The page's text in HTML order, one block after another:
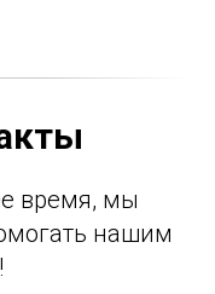
время, мы
нашим